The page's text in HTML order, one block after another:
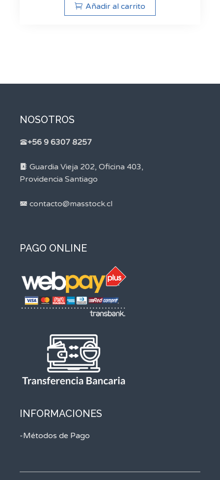
Añadir al carrito
NOSOTROS
+56 9 6307 8257
Guardia Vieja 202, Oficina 403,
Providencia Santiago
contacto@masstock.cl
PAGO ONLINE
INFORMACIONES
-Métodos de Pago